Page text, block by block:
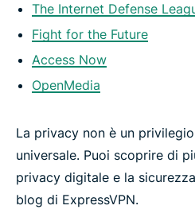
The Internet Defense
Fight for the Future
Access Now
OpenMedia
La privacy non è un
universale. Puoi scoprire di
privacy digitale e la
blog di ExpressVPN.